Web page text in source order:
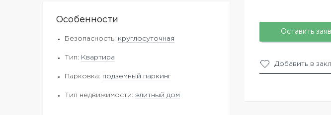
Особенности
Безопасность: круглосуточная
Тип: Квартира
Парковка: подземный паркинг
Тип недвижимости: элитный дом
Оставить
Добавить в